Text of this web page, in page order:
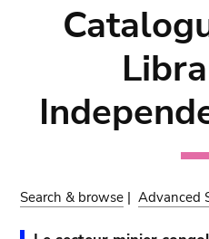
Search & browse |Advanced